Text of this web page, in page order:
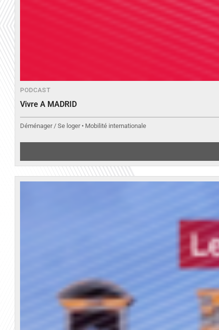
PODCAST
Vivre A MADRID
Déménager / Se loger • Mobilité internationale